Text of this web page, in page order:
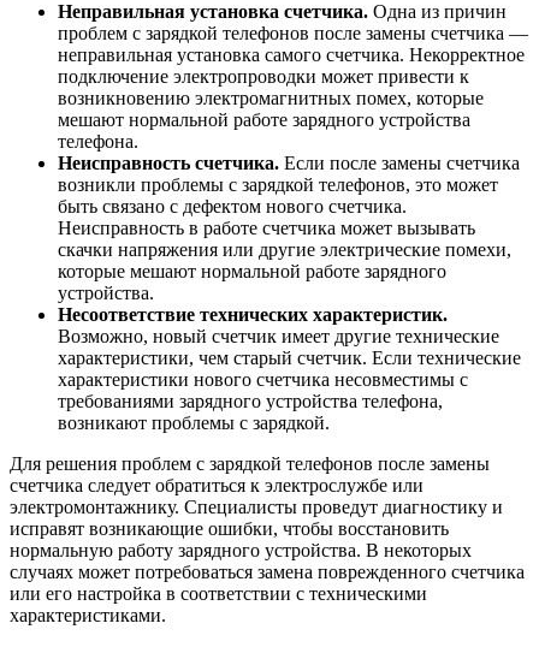
Неправильная установка счетчика. Одна из причин
проблем с зарядкой телефонов после замены счетчика —
неправильная установка самого счетчика. Некорректное
подключение электропроводки может привести к
возникновению электромагнитных помех, которые
мешают нормальной работе зарядного устройства
телефона.
Неисправность счетчика. Если после замены счетчика
возникли проблемы с зарядкой телефонов, это может
быть связано с дефектом нового счетчика.
Неисправность в работе счетчика может вызывать
скачки напряжения или другие электрические помехи,
которые мешают нормальной работе зарядного
устройства.
Несоответствие технических характеристик.
Возможно, новый счетчик имеет другие технические
характеристики, чем старый счетчик. Если технические
характеристики нового счетчика несовместимы с
требованиями зарядного устройства телефона,
возникают проблемы с зарядкой.
Для решения проблем с зарядкой телефонов после замены
счетчика следует обратиться к электрослужбе или
электромонтажнику. Специалисты проведут диагностику и
исправят возникающие ошибки, чтобы восстановить
нормальную работу зарядного устройства. В некоторых
случаях может потребоваться замена поврежденного счетчика
или его настройка в соответствии с техническими
характеристиками.